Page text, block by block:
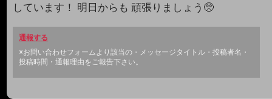
しています！ 明日からも 頑張りましょう🥺
通報する
※お問い合わせフォームより該当の・メッセージタイトル・投稿者名・
投稿時間・通報理由をご報告下さい。